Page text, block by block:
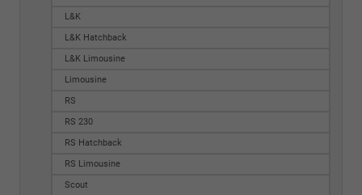
L&K
L&K Hatchback
L&K Limousine
Limousine
RS
RS 230
RS Hatchback
RS Limousine
Scout